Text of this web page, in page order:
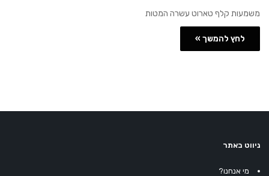
משמעות קלף טארוט עשרה המטות
לחץ להמשך »
ניווט באתר
מי אנחנו?